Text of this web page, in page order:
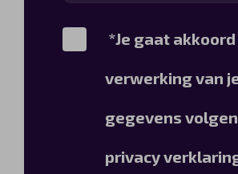
*Je gaat
verwerking van
gegevens
privacy